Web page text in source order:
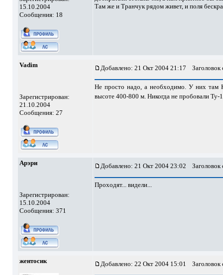
15.10.2004
Сообщения: 18
Там же и Транчук рядом живет, и поля
Vadim
Зарегистрирован:
21.10.2004
Сообщения: 27
Добавлено: 21 Окт 2004 21:17
Не просто надо, а необходимо. У них там
высоте 400-800 м. Никогда не пробовали Ту-
Арэри
Зарегистрирован:
15.10.2004
Сообщения: 371
Добавлено: 21 Окт 2004 23:02
Проходят... видели...
жентосик Добавлено: 22 Окт 2004 15:01